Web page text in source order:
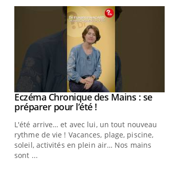
Youtube
Eczéma Chronique des Mains : se
préparer pour l’été !Youtube
L'été arrive… et avec lui, un tout nouveau
rythme de vie ! Vacances, plage, piscine,
soleil, activités en plein air… Nos mains
sont ...